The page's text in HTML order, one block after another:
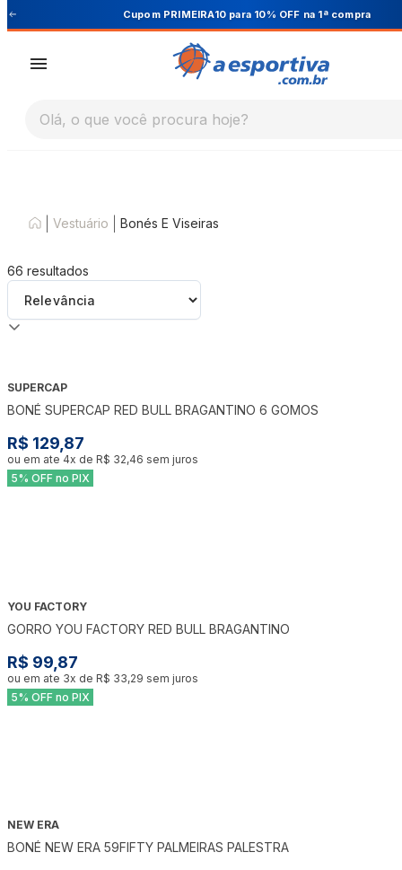
Cupom PRIMEIRA10 para 10% OFF na 1ª compra
Olá, o que você procura hoje?
Vestuário Bonés E Viseiras
66 resultados
SUPERCAP
BONÉ SUPERCAP RED BULL BRAGANTINO 6 GOMOS
R$ 129,87
ou em ate 4x de R$ 32,46 sem juros
5% OFF no PIX
YOU FACTORY
GORRO YOU FACTORY RED BULL BRAGANTINO
R$ 99,87
ou em ate 3x de R$ 33,29 sem juros
5% OFF no PIX
NEW ERA
BONÉ NEW ERA 59FIFTY PALMEIRAS PALESTRA